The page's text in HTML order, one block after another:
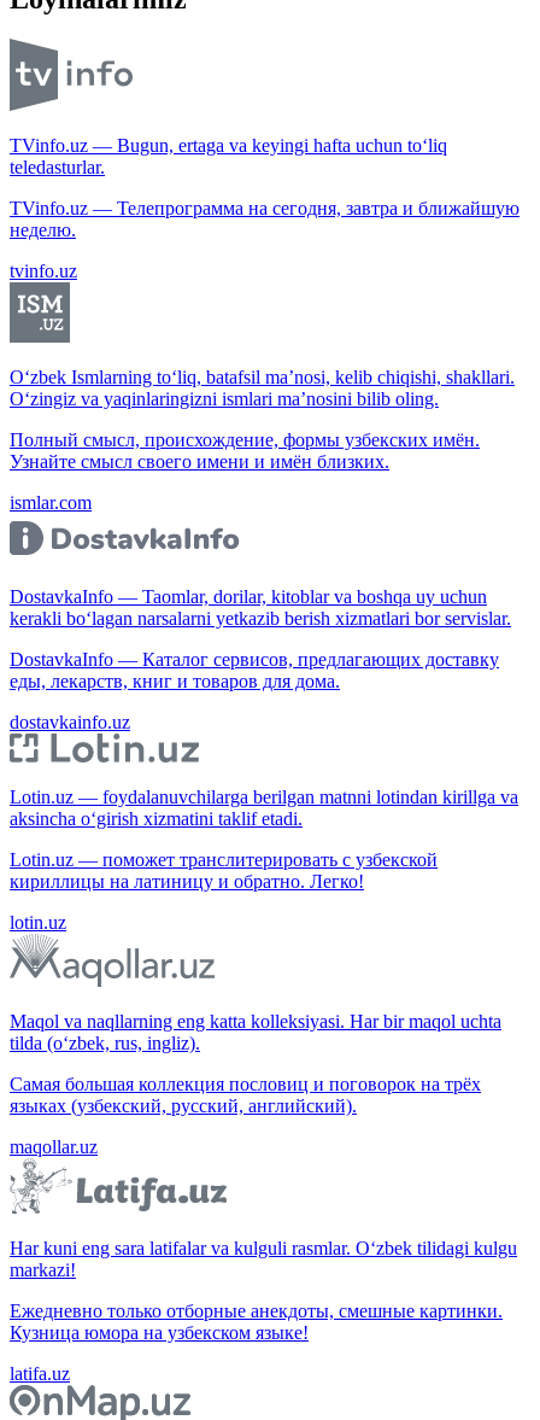
TVinfo.uz — Bugun, ertaga va keyingi hafta uchun to‘liq
teledasturlar.
TVinfo.uz — Телепрограмма на сегодня, завтра и ближайшую
неделю.
tvinfo.uz
O‘zbek Ismlarning to‘liq, batafsil ma’nosi, kelib chiqishi, shakllari.
O‘zingiz va yaqinlaringizni ismlari ma’nosini bilib oling.
Полный смысл, происхождение, формы узбекских имён.
Узнайте смысл своего имени и имён близких.
ismlar.com
DostavkaInfo — Taomlar, dorilar, kitoblar va boshqa uy uchun
kerakli bo‘lagan narsalarni yetkazib berish xizmatlari bor servislar.
DostavkaInfo — Каталог сервисов, предлагающих доставку
еды, лекарств, книг и товаров для дома.
dostavkainfo.uz
Lotin.uz — foydalanuvchilarga berilgan matnni lotindan kirillga va
aksincha o‘girish xizmatini taklif etadi.
Lotin.uz — поможет транслитерировать с узбекской
кириллицы на латиницу и обратно. Легко!
lotin.uz
Maqol va naqllarning eng katta kolleksiyasi. Har bir maqol uchta
tilda (o‘zbek, rus, ingliz).
Самая большая коллекция пословиц и поговорок на трёх
языках (узбекский, русский, английский).
maqollar.uz
Har kuni eng sara latifalar va kulguli rasmlar. O‘zbek tilidagi kulgu
markazi!
Ежедневно только отборные анекдоты, смешные картинки.
Кузница юмора на узбекском языке!
latifa.uz